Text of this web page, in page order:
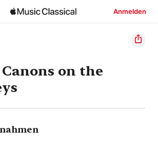
Anmelden
on the